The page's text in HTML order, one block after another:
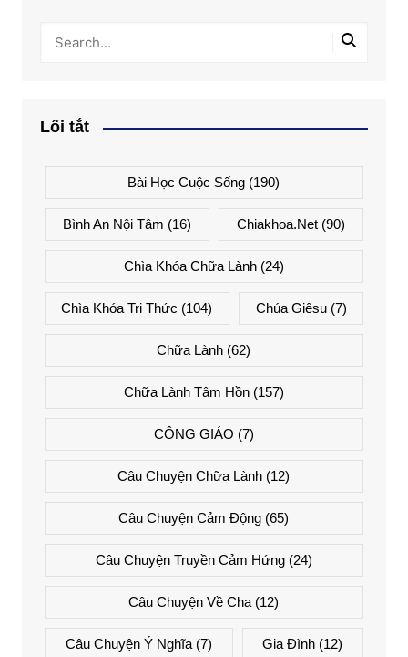
Lối tắt
Bài Học Cuộc Sống (190)
Bình An Nội Tâm (16) Chiakhoa.net (90)
Chìa Khóa Chữa Lành(24)
Chìa Khóa Tri Thức (104) Chúa Giêsu(7)
Chữa Lành (62)
Chữa Lành Tâm Hồn(157)
CÔNG GIÁO (7)
Câu Chuyện Chữa Lành (12)
Câu Chuyện Cảm Động (65)
Câu Chuyện Truyền Cảm Hứng(24)
Câu Chuyện Về Cha (12)
Câu Chuyện Ý Nghĩa(7) Gia Đình (12)